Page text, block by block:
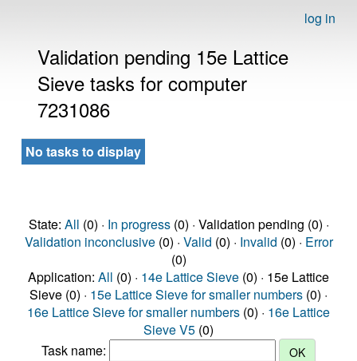
log in
Validation pending 15e Lattice
Sieve tasks for computer
7231086
No tasks to display
State: All (0) · In progress(0) · Validation pending (0) ·
Validation inconclusive(0) · Valid (0) · Invalid (0) · Error
(0)
Application: All (0) · 14e Lattice Sieve (0) · 15e Lattice
Sieve (0) · 15e Lattice Sieve for smaller numbers (0) ·
16e Lattice Sieve for smaller numbers (0) · 16e Lattice
Sieve V5 (0)
Task name: